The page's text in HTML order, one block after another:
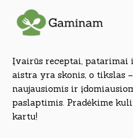
Įvairūs receptai, patarimai
aistra yra skonis, o tikslas
naujausiomis ir
paslaptimis. Pradėkime
kartu!